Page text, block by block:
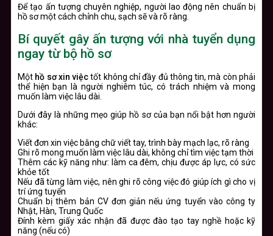
Để tạo ấn tượng chuyên nghiệp, người lao động nên chuẩn bị
hồ sơ một cách chỉnh chu, sạch sẽ và rõ ràng.
Bí quyết gây ấn tượng với nhà tuyển dụng
ngay từ bộ hồ sơ
Một hồ sơ xin việctốt không chỉ đầy đủ thông tin, mà còn phải
thể hiện bạn là người nghiêm túc, có trách nhiệm và mong
muốn làm việc lâu dài.
Dưới đây là những mẹo giúp hồ sơ của bạn nổi bật hơn người
khác:
Viết đơn xin việc bằng chữ viết tay, trình bày mạch lạc, rõ ràng
Ghi rõ mong muốn làm việc lâu dài, không chỉ tìm việc tạm thời
Thêm các kỹ năng như: làm ca đêm, chịu được áp lực, có sức
khỏe tốt
Nếu đã từng làm việc, nên ghi rõ công việc đó giúp ích gì cho vị
trí ứng tuyển
Chuẩn bị thêm bản CV đơn giản nếu ứng tuyển vào công ty
Nhật, Hàn, Trung Quốc
Đính kèm giấy xác nhận đã được đào tạo tay nghề hoặc kỹ
năng (nếu có)